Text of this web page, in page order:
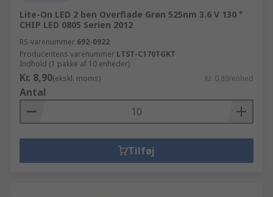
Lite-On LED 2 ben Overflade Grøn 525nm 3.6 V 130 °
CHIP LED 0805 Serien 2012
RS-varenummer 692-0922
Producentens varenummer LTST-C170TGKT
Indhold (1 pakke af 10 enheder)
Kr. 8,90(ekskl. moms) Kr. 0,89/enhed
Antal
Tilføj